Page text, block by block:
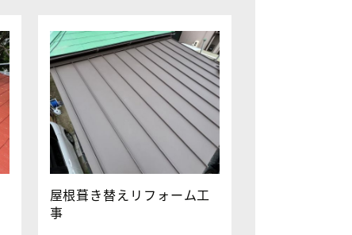
屋根葺き替えリフォーム工
事